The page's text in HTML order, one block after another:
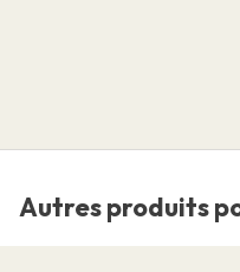
Autres produits